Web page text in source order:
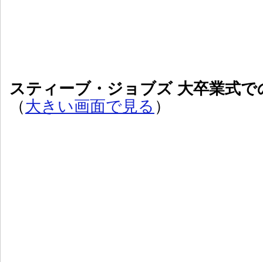
スティーブ・ジョブズ 大卒業式
（大きい画面で見る ）